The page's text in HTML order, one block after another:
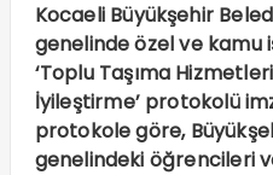
Kocaeli Büyükşehir
genelinde özel ve
‘Toplu Taşıma
İyileştirme’ protokolü
protokole göre,
genelindeki öğrencileri